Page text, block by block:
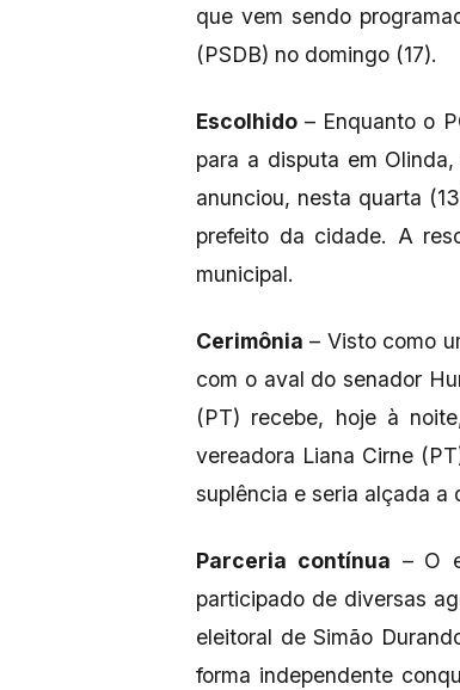
que vem sendo
(PSDB) no domingo (17).
Escolhido – Enquanto o
para a disputa em
anunciou, nesta quarta
prefeito da cidade. A
municipal.
Cerimônia – Visto como
com o aval do senador
(PT) recebe, hoje à
vereadora Liana Cirne
suplência e seria alçada a
Parceria contínua – O
participado de diversas
eleitoral de Simão
forma independente